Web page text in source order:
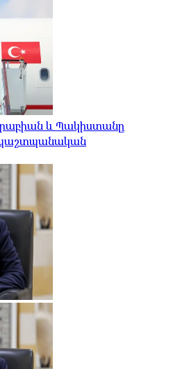
և Պակիստանը
պաշտպանական